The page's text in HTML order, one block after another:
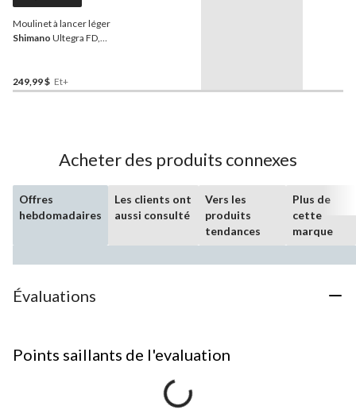
Moulinet à lancer léger
Shimano Ultegra FD,
249,99 $ Et+
Acheter des produits connexes
Offres
hebdomadaires
Les clients ont
aussi consulté
Vers les
produits
tendances
Plus de
cette
marque
Évaluations
Points saillants de l'evaluation